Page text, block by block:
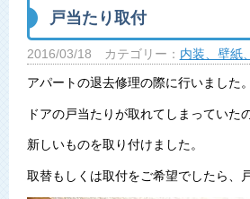
戸当たり取付
2016/03/18 カテゴリー： 内装、壁紙
アパートの退去修理の際に行いました。
ドアの戸当たりが取れてしまっていた
新しいものを取り付けました。
取替もしくは取付をご希望でしたら、